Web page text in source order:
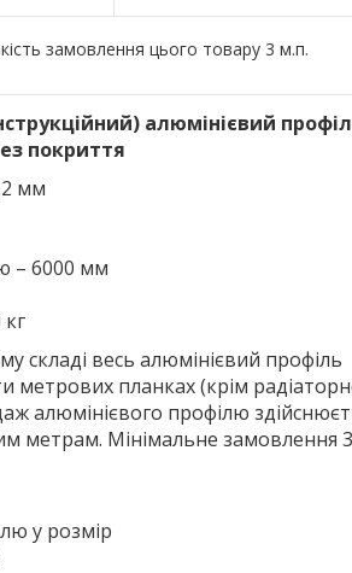
замовлення цього товару 3 м.п.
алюмінієвий
покриття
мм
– 6000 мм
складі весь алюмінієвий профіль
метрових планках (крім
алюмінієвого профілю
метрам. Мінімальне замовлення
у розмір